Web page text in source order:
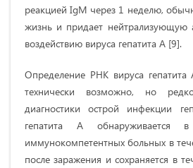
реакцией IgM через 1 неделю,
жизнь и придает нейтрализующую
воздействию вируса гепатита А [9].
Определение РНК вируса
технически возможно, но
диагностики острой инфекции
гепатита А обнаруживается
иммунокомпетентных больных в
после заражения и сохраняется в